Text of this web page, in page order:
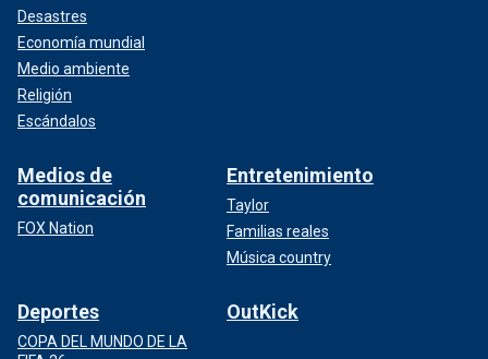
Desastres
Economía mundial
Medio ambiente
Religión
Escándalos
Medios de
comunicación
FOX Nation
Entretenimiento
Taylor
Familias reales
Música country
Deportes
COPA DEL MUNDO DE LA
OutKick